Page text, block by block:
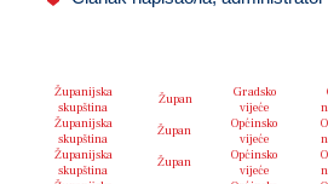
Županijska
skupština
Župan
Gradsko
vijeće
Županijska
skupština
Župan
Općinsko
vijeće
Županijska
skupština
Župan
Općinsko
vijeće